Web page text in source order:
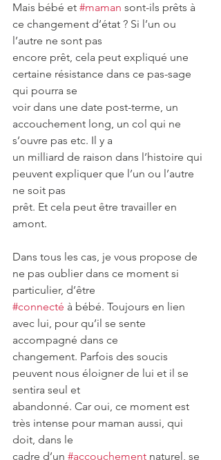
Mais bébé et #maman sont-ils prêts à
ce changement d’état ? Si l’un ou
l’autre ne sont pas
encore prêt, cela peut expliqué une
certaine résistance dans ce pas-sage
qui pourra se
voir dans une date post-terme, un
accouchement long, un col qui ne
s’ouvre pas etc. Il y a
un milliard de raison dans l’histoire qui
peuvent expliquer que l’un ou l’autre
ne soit pas
prêt. Et cela peut être travailler en
amont.
Dans tous les cas, je vous propose de
ne pas oublier dans ce moment si
particulier, d’être
#connecté à bébé. Toujours en lien
avec lui, pour qu’il se sente
accompagné dans ce
changement. Parfois des soucis
peuvent nous éloigner de lui et il se
sentira seul et
abandonné. Car oui, ce moment est
très intense pour maman aussi, qui
doit, dans le
cadre d’un #accouchement naturel, se